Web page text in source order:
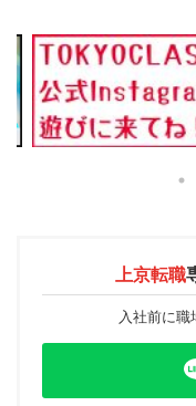
上京転職
入社前に